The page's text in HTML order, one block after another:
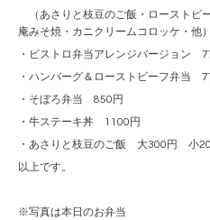
（あさりと枝豆のご飯・ローストビ
庵みそ焼・カニクリームコロッケ・他）
・ビストロ弁当アレンジバージョン
・ハンバーグ＆ローストビーフ弁当
・そぼろ弁当 850円
・牛ステーキ丼 1100円
・あさりと枝豆のご飯 大300円 小
以上です。
※写真は本日のお弁当